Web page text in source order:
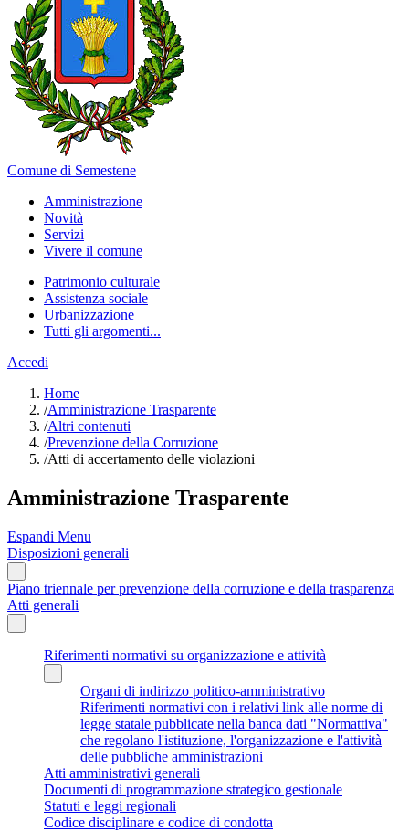
Comune di Semestene
Amministrazione
Novità
Servizi
Vivere il comune
Patrimonio culturale
Assistenza sociale
Urbanizzazione
Tutti gli argomenti...
Accedi
Home
/Amministrazione Trasparente
/Altri contenuti
/Prevenzione della Corruzione
/Atti di accertamento delle violazioni
Amministrazione Trasparente
Espandi Menu
Disposizioni generali
Piano triennale per prevenzione della corruzione e della trasparenza
Atti generali
Riferimenti normativi su organizzazione e attività
Organi di indirizzo politico-amministrativo
Riferimenti normativi con i relativi link alle norme di
legge statale pubblicate nella banca dati "Normattiva"
che regolano l'istituzione, l'organizzazione e l'attività
delle pubbliche amministrazioni
Atti amministrativi generali
Documenti di programmazione strategico gestionale
Statuti e leggi regionali
Codice disciplinare e codice di condotta